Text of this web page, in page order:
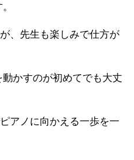
、先生も楽しみで仕方が
かすのが初めてでも大丈
アノに向かえる一歩を一